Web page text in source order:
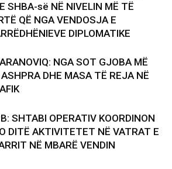
SHBA-së NË NIVELIN MË TË
QË NGA VENDOSJA E
DIPLOMATIKE
NGA SOT GJOBA MË
DHE MASA TË REJA NË
SHTABI OPERATIV KOORDINON
DITË AKTIVITETET NË VATRAT E
NË MBARË VENDIN